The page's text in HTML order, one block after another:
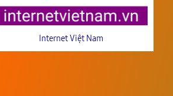
Internet Việt Nam